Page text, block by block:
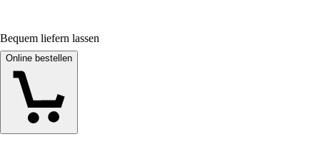
Bequem liefern lassen
Online bestellen